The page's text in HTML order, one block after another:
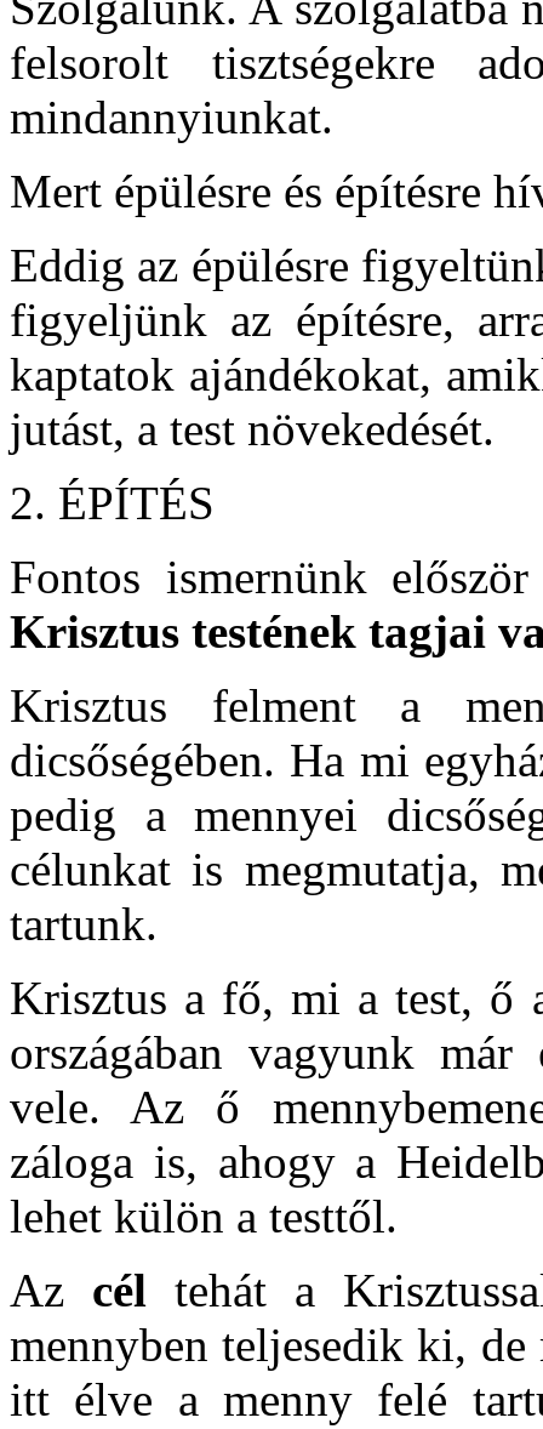
felsorolt tisztségekre
mindannyiunkat.
Mert épülésre és építésre
Eddig az épülésre
figyeljünk az építésre,
kaptatok ajándékokat,
jutást, a test növekedését.
2. ÉPÍTÉS
Fontos ismernünk
Krisztus testének tagjai
Krisztus felment a
dicsőségében. Ha mi
pedig a mennyei
célunkat is megmutatja,
tartunk.
Krisztus a fő, mi a test, ő
országában vagyunk már
vele. Az ő
záloga is, ahogy a
lehet külön a testtől.
Az cél tehát a
mennyben teljesedik ki,
itt élve a menny felé